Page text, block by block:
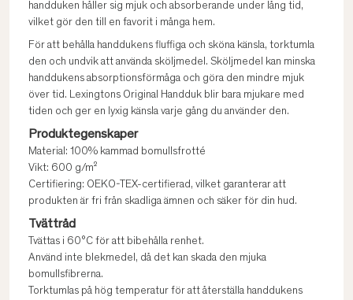
handduken håller sig mjuk och absorberande under lång tid,
vilket gör den till en favorit i många hem.
För att behålla handdukens fluffiga och sköna känsla, torktumla
den och undvik att använda sköljmedel. Sköljmedel kan minska
handdukens absorptionsförmåga och göra den mindre mjuk
över tid. Lexingtons Original Handduk blir bara mjukare med
tiden och ger en lyxig känsla varje gång du använder den.
Produktegenskaper
Material: 100% kammad bomullsfrotté
Vikt: 600 g/m²
Certifiering: OEKO-TEX-certifierad, vilket garanterar att
produkten är fri från skadliga ämnen och säker för din hud.
Tvättråd
Tvättas i 60°C för att bibehålla renhet.
Använd inte blekmedel, då det kan skada den mjuka
bomullsfibrerna.
Torktumlas på hög temperatur för att återställa handdukens